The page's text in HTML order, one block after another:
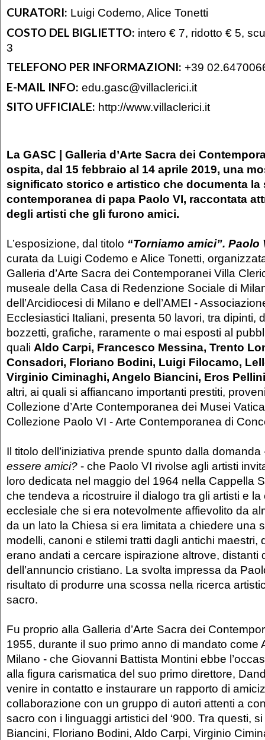
CURATORI: Luigi Codemo, Alice Tonetti
COSTO DEL BIGLIETTO: intero € 7, ridotto € 5,
3
TELEFONO PER INFORMAZIONI: +39
E-MAIL INFO: edu.gasc@villaclerici.it
SITO UFFICIALE: http://www.villaclerici.it
La GASC | Galleria d’Arte Sacra dei
ospita, dal 15 febbraio al 14 aprile 2019, una
significato storico e artistico che documenta la
contemporanea di papa Paolo VI, raccontata
degli artisti che gli furono amici.
L’esposizione, dal titolo “Torniamo amici”. Paolo
curata da Luigi Codemo e Alice Tonetti,
Galleria d’Arte Sacra dei Contemporanei Villa
museale della Casa di Redenzione Sociale di
dell’Arcidiocesi di Milano e dell’AMEI -
Ecclesiastici Italiani, presenta 50 lavori, tra dipinti,
bozzetti, grafiche, raramente o mai esposti al
quali Aldo Carpi, Francesco Messina, Trento
Consadori, Floriano Bodini, Luigi Filocamo,
Virginio Ciminaghi, Angelo Biancini, Eros
altri, ai quali si affiancano importanti prestiti,
Collezione d’Arte Contemporanea dei Musei
Collezione Paolo VI - Arte Contemporanea di
Il titolo dell’iniziativa prende spunto dalla
essere amici? - che Paolo VI rivolse agli artisti
loro dedicata nel maggio del 1964 nella Cappella
che tendeva a ricostruire il dialogo tra gli artisti e
ecclesiale che si era notevolmente affievolito da
da un lato la Chiesa si era limitata a chiedere una
modelli, canoni e stilemi tratti dagli antichi maestri,
erano andati a cercare ispirazione altrove, distanti
dell’annuncio cristiano. La svolta impressa da
risultato di produrre una scossa nella ricerca
sacro.
Fu proprio alla Galleria d’Arte Sacra dei
1955, durante il suo primo anno di mandato come
Milano - che Giovanni Battista Montini ebbe
alla figura carismatica del suo primo direttore,
venire in contatto e instaurare un rapporto di
collaborazione con un gruppo di autori attenti a
sacro con i linguaggi artistici del ‘900. Tra questi,
Biancini, Floriano Bodini, Aldo Carpi, Virginio